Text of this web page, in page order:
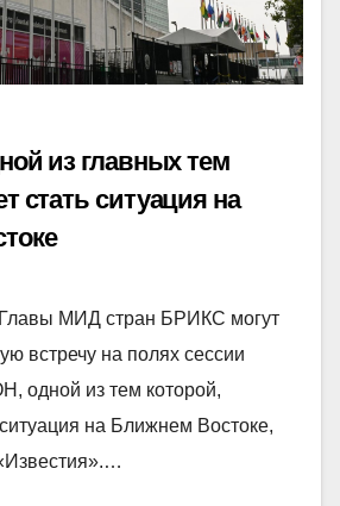
из главных тем
стать ситуация на
МИД стран БРИКС могут
встречу на полях сессии
одной из тем которой,
на Ближнем Востоке,